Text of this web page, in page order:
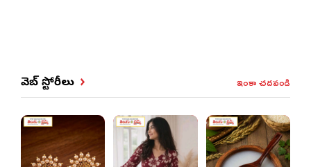
వెబ్ స్టోరీలు ఇంకా చదవండి